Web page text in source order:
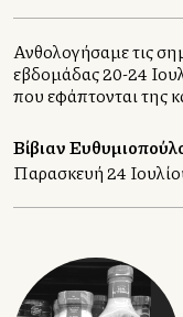
Ανθολογήσαμε τις
εβδομάδας 20-24
που εφάπτονται της
Βίβιαν
Παρασκευή 24